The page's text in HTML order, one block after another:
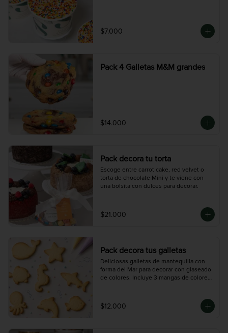
$7.000
Pack 4 Galletas M&M grandes
$14.000
Pack decora tu torta
Escoge entre carrot cake, red velvet o
torta de chocolate Mini y te viene con
una bolsita con dulces para decorar.
$21.000
Pack decora tus galletas
Deliciosas galletas de mantequilla con
forma del Mar para decorar con glaseado
de colores. Incluye 3 mangas de colores
$12.000